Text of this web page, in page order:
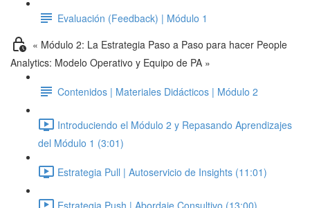
Evaluación (Feedback) | Módulo 1
« Módulo 2: La Estrategia Paso a Paso para hacer People
Analytics: Modelo Operativo y Equipo de PA »
Contenidos | Materiales Didácticos | Módulo 2
Introduciendo el Módulo 2 y Repasando Aprendizajes
del Módulo 1 (3:01)
Estrategia Pull | Autoservicio de Insights (11:01)
Estrategia Push | Abordaje Consultivo (13:00)